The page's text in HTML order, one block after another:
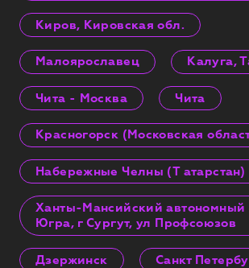
Киров, Кировская обл.
Малоярославец Калуга,
Чита - Москва Чита
Красногорск (Московская
Набережные Челны (Т атарстан)
Ханты-Мансийский автономный
Югра, г Сургут, ул Профсоюзов
Дзержинск Санкт